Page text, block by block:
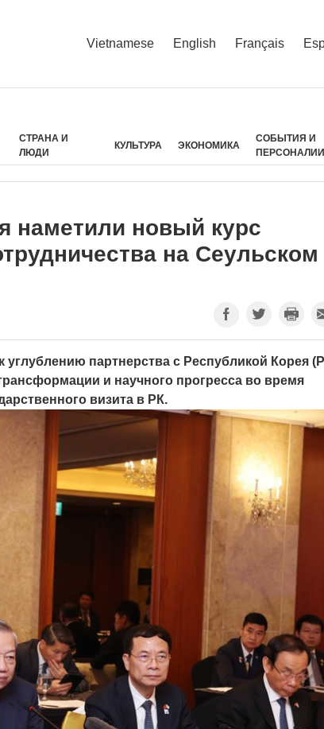
Vietnamese English Français
СТРАНА И
ЛЮДИ
КУЛЬТУРА ЭКОНОМИКА
СОБЫТИЯ И
наметили новый курс
на Сеульском
партнерства с Республикой Корея
и научного прогресса во время
визита в РК.